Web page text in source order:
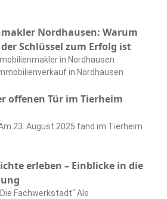
Nordhausen: Warum
Schlüssel zum Erfolg ist
in Nordhausen
in Nordhausen
offenen Tür im Tierheim
23. August 2025 fand im Tierheim
erleben – Einblicke in die
Fachwerkstadt“ Als